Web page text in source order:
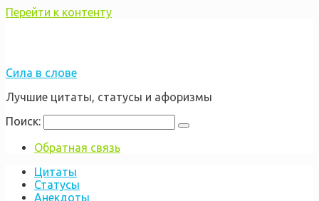
Перейти к контенту
Сила в слове
Лучшие цитаты, статусы и афоризмы
Поиск:
Обратная связь
Цитаты
Статусы
Анекдоты